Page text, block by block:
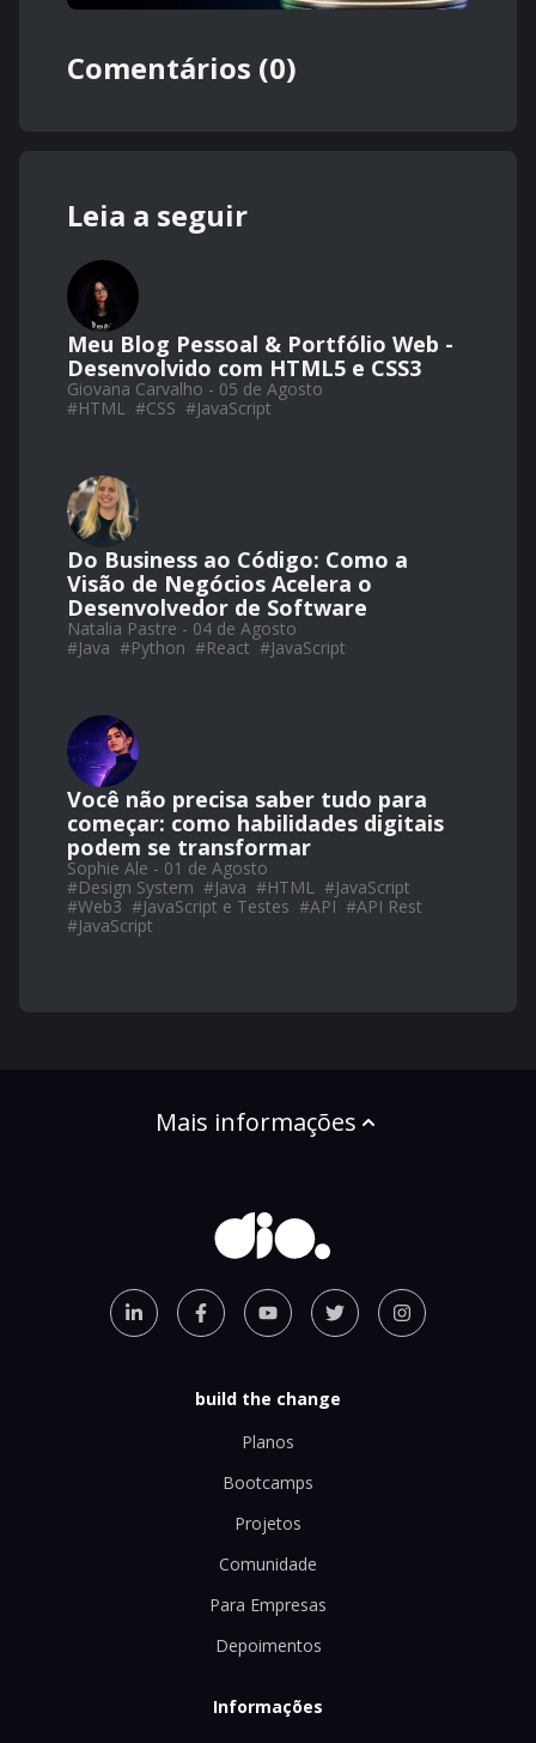
Comentários (0)
Leia a seguir
Meu Blog Pessoal & Portfólio Web -
Desenvolvido com HTML5 e CSS3
Giovana Carvalho - 05 de Agosto
#HTML #CSS #JavaScript
Do Business ao Código: Como a
Visão de Negócios Acelera o
Desenvolvedor de Software
Natalia Pastre - 04 de Agosto
#Java #Python #React #JavaScript
Você não precisa saber tudo para
começar: como habilidades digitais
podem se transformar
Sophie Ale - 01 de Agosto
#Design System #Java #HTML #JavaScript
#Web3 #JavaScript e Testes #API #API Rest
#JavaScript
Mais informações
build the change
Planos
Bootcamps
Projetos
Comunidade
Para Empresas
Depoimentos
Informações